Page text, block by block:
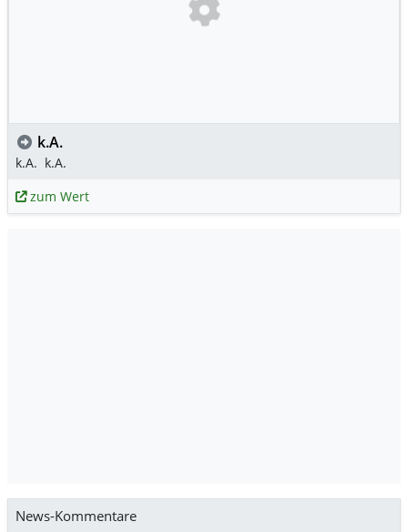
k.A.
k.A. k.A.
zum Wert
News-Kommentare